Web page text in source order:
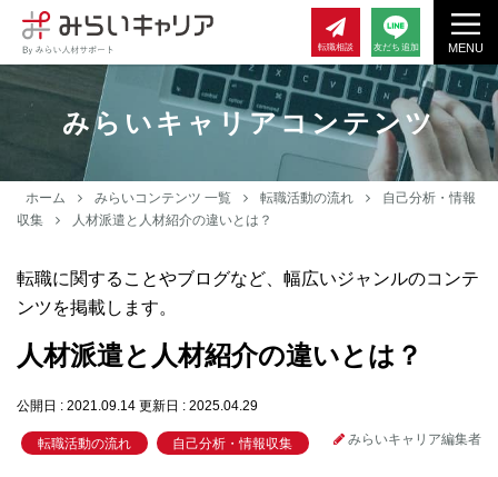
MENU
転職相談 友だち追加
みらいキャリアコンテンツ
ホーム みらいコンテンツ 一覧 転職活動の流れ
自己分析・情報
収集
人材派遣と人材紹介の違いとは？
転職に関することやブログなど、幅広いジャンルのコンテ
ンツを掲載します。
人材派遣と人材紹介の違いとは？
公開日 : 2021.09.14 更新日 : 2025.04.29
転職活動の流れ 自己分析・情報収集 みらいキャリア編集者